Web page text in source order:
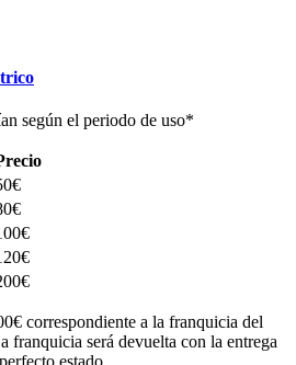
según el periodo de uso*
correspondiente a la franquicia del
franquicia será devuelta con la entrega